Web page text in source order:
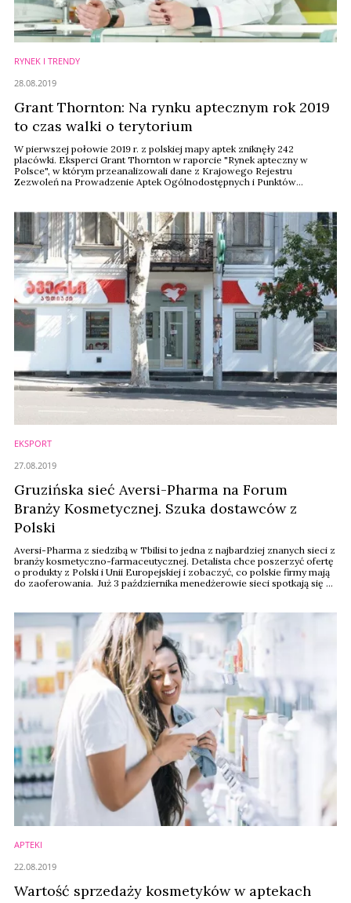
RYNEK I TRENDY
Grant Thornton: Na rynku aptecznym rok 2019
to czas walki o terytorium
W pierwszej połowie 2019 r. z polskiej mapy aptek zniknęły 242
placówki. Eksperci Grant Thornton w raporcie "Rynek apteczny w
Polsce", w którym przeanalizowali dane z Krajowego Rejestru
Zezwoleń na Prowadzenie Aptek Ogólnodostępnych i Punktów
szansę na zapewnienie sobie spokoju na najbliższe ...
28.08.2019
EKSPORT
Gruzińska sieć Aversi-Pharma na Forum
Branży Kosmetycznej. Szuka dostawców z
Polski
Aversi-Pharma z siedzibą w Tbilisi to jedna z najbardziej znanych sieci z
branży kosmetyczno-farmaceutycznej. Detalista chce poszerzyć ofertę
o produkty z Polski i Unii Europejskiej i zobaczyć, co polskie firmy mają
do zaoferowania. Już 3 października menedżerowie sieci spotkają się z
27.08.2019
APTEKI
Wartość sprzedaży kosmetyków w aptekach
22.08.2019